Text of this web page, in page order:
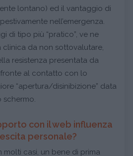
lontano) ed il vantaggio di
nell’emergenza.
di tipo più “pratico”, ve ne
clinica da non sottovalutare,
resistenza presentata da
al contatto con lo
“apertura/disinibizione” data
schermo.
con il web influenza
personale?
molti casi, un bene di prima